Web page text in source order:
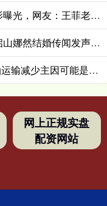
长胜证券 王菲与孙浩、任小蕾合影曝光，网友：王菲老了，眼角下垂皱纹明显
美牛股 郭晶晶不忍了！回应为霍启山娜然结婚传闻发声之事，我们都被骗了
创通网 TankerTrackers：伊朗石油运输减少主因可能是泄漏事故 而非美国封锁
网上正规实盘
配资网站